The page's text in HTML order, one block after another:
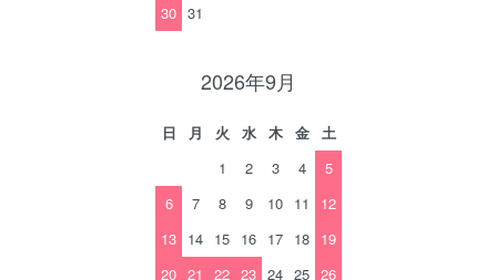
30 31
2026年9月
日 月 火 水 木 金
土
1
2 3 4
5
6
7 8 9 10 11
12
13 14 15 16 17 18 19
20 21 22 23 24 25 26